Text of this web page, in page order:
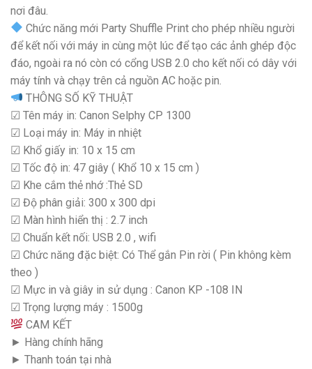
nơi đâu.
Chức năng mới Party Shuffle Print cho phép nhiều người
để kết nối với máy in cùng một lúc để tạo các ảnh ghép độc
đáo, ngoài ra nó còn có cổng USB 2.0 cho kết nối có dây với
máy tính và chạy trên cả nguồn AC hoặc pin.
THÔNG SỐ KỸ THUẬT
☑ Tên máy in: Canon Selphy CP 1300
☑ Loại máy in: Máy in nhiệt
☑ Khổ giấy in: 10 x 15 cm
☑ Tốc độ in: 47 giây ( Khổ 10 x 15 cm )
☑ Khe cắm thẻ nhớ :Thẻ SD
☑ Độ phân giải: 300 x 300 dpi
☑ Màn hình hiển thị : 2.7 inch
☑ Chuẩn kết nối: USB 2.0 , wifi
☑ Chức năng đặc biệt: Có Thể gắn Pin rời ( Pin không kèm
theo )
☑ Mực in và giây in sử dụng : Canon KP -108 IN
☑ Trọng lượng máy : 1500g
CAM KẾT
► Hàng chính hãng
► Thanh toán tại nhà